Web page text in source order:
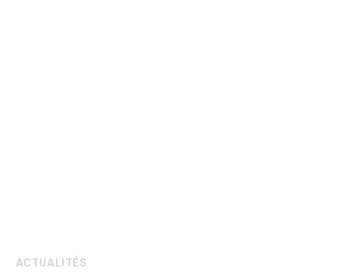
ACTUALITÉS